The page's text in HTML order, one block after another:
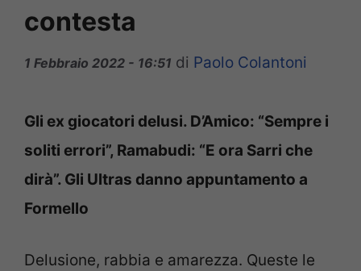
contesta
1 Febbraio 2022 - 16:51 di Paolo Colantoni
Gli ex giocatori delusi. D’Amico: “Sempre i
soliti errori”, Ramabudi: “E ora Sarri che
dirà”. Gli Ultras danno appuntamento a
Formello
Delusione, rabbia e amarezza. Queste le